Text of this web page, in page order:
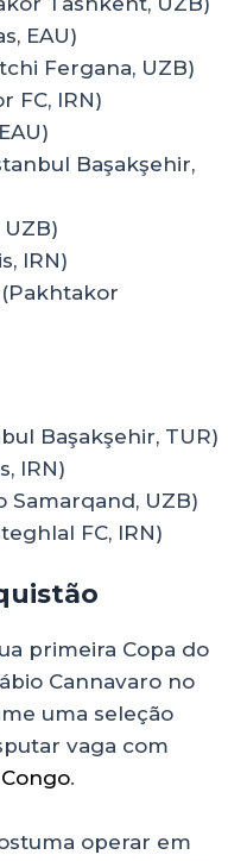
EAU)
Fergana, UZB)
FC, IRN)
Başakşehir,
IRN)
Başakşehir, TUR)
IRN)
Samarqand, UZB)
FC, IRN)
primeira Copa do
Cannavaro no
uma seleção
vaga com
.
operar em